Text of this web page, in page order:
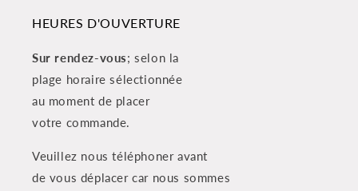
HEURES D'OUVERTURE
Sur rendez-vous; selon la
plage horaire sélectionnée
au moment de placer
votre commande.
Veuillez nous téléphoner avant
de vous déplacer car nous sommes